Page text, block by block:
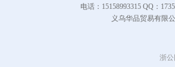
电话：15158993315 QQ：
义乌华品贸易有限
浙公